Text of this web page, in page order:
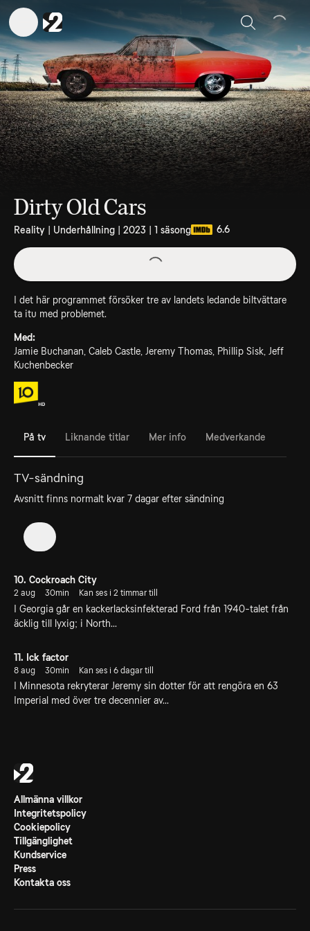
Sök
Dirty Old Cars
Reality | Underhållning | 2023 | 1 säsong 6.6
I det här programmet försöker tre av landets ledande biltvättare
ta itu med problemet.
Med:
Jamie Buchanan, Caleb Castle, Jeremy Thomas, Phillip Sisk, Jeff
Kuchenbecker
På tv Liknande titlar Mer info Medverkande
TV-sändning
Avsnitt finns normalt kvar 7 dagar efter sändning
10. Cockroach City
2 aug 30min Kan ses i 2 timmar till
I Georgia går en kackerlacksinfekterad Ford från 1940-talet från
äcklig till lyxig; i North...
11. Ick factor
8 aug 30min Kan ses i 6 dagar till
I Minnesota rekryterar Jeremy sin dotter för att rengöra en 63
Imperial med över tre decennier av...
Allmänna villkor
Integritetspolicy
Cookiepolicy
Tillgänglighet
Kundservice
Press
Kontakta oss